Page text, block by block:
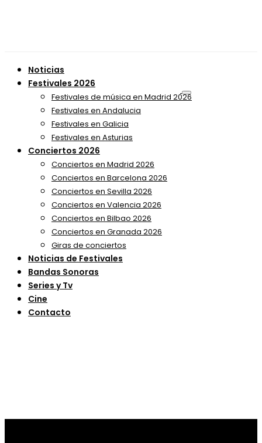
Noticias
Festivales 2026
Festivales de música en Madrid 2026
Festivales en Andalucia
Festivales en Galicia
Festivales en Asturias
Conciertos 2026
Conciertos en Madrid 2026
Conciertos en Barcelona 2026
Conciertos en Sevilla 2026
Conciertos en Valencia 2026
Conciertos en Bilbao 2026
Conciertos en Granada 2026
Giras de conciertos
Noticias de Festivales
Bandas Sonoras
Series y Tv
Cine
Contacto